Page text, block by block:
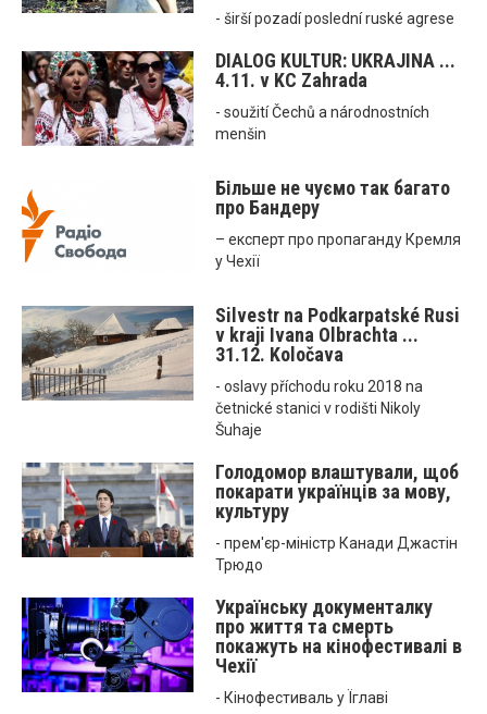
- širší pozadí poslední ruské agrese
DIALOG KULTUR: UKRAJINA ...
4.11. v KC Zahrada
- soužití Čechů a národnostních
menšin
Більше не чуємо так багато
про Бандеру
– експерт про пропаганду Кремля
у Чехії
Silvestr na Podkarpatské Rusi
v kraji Ivana Olbrachta ...
31.12. Koločava
- oslavy příchodu roku 2018 na
četnické stanici v rodišti Nikoly
Šuhaje
Голодомор влаштували, щоб
покарати українців за мову,
культуру
- прем'єр-міністр Канади Джастін
Трюдо
Українську документалку
про життя та смерть
покажуть на кінофестивалі в
Чехії
- Кінофестиваль у Їглаві